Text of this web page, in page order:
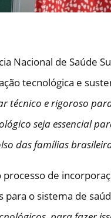
Nacional de Saúde
tecnológica e
técnico e rigoroso
seja essencial
das famílias
de
o sistema de